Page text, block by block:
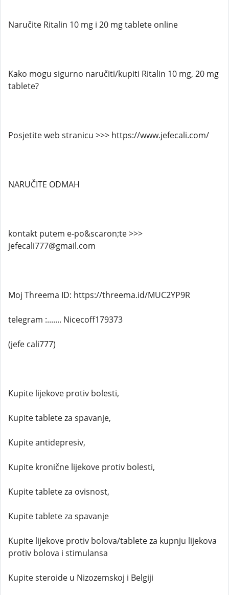
Naručite Ritalin 10 mg i 20 mg tablete online
Kako mogu sigurno naručiti/kupiti Ritalin 10 mg, 20 mg
tablete?
Posjetite web stranicu >>> https://www.jefecali.com/
NARUČITE ODMAH
kontakt putem e-po&scaron;te >>>
jefecali777@gmail.com
Moj Threema ID: https://threema.id/MUC2YP9R
telegram :....... Nicecoff179373
(jefe cali777)
Kupite lijekove protiv bolesti,
Kupite tablete za spavanje,
Kupite antidepresiv,
Kupite kronične lijekove protiv bolesti,
Kupite tablete za ovisnost,
Kupite tablete za spavanje
Kupite lijekove protiv bolova/tablete za kupnju lijekova
protiv bolova i stimulansa
Kupite steroide u Nizozemskoj i Belgiji